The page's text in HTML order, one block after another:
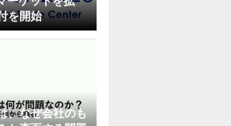
を開始
、なぜ会社のも